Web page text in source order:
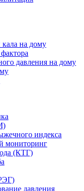
на дому
давления на дому
индекса
мониторинг
(КТГ)
давления